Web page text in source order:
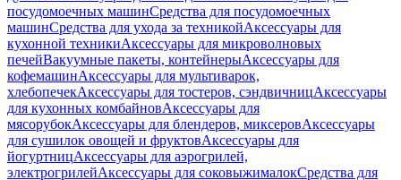
посудомоечных машинСредства для посудомоечных
машинСредства для ухода за техникойАксессуары для
кухонной техникиАксессуары для микроволновых
печейВакуумные пакеты, контейнерыАксессуары для
кофемашинАксессуары для мультиварок,
хлебопечекАксессуары для тостеров, сэндвичницАксессуары
для кухонных комбайновАксессуары для
мясорубокАксессуары для блендеров, миксеровАксессуары
для сушилок овощей и фруктовАксессуары для
йогуртницАксессуары для аэрогрилей,
электрогрилейАксессуары для соковыжималокСредства для